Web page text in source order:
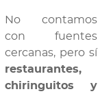
No contamos
con fuentes
cercanas, pero sí
restaurantes,
chiringuitos y